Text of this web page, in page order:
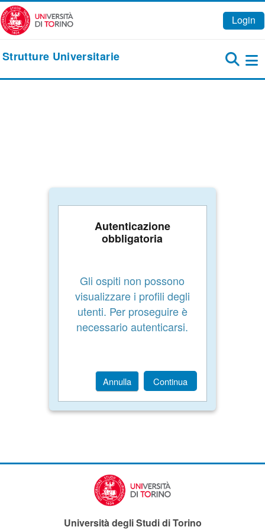
Vai al contenuto principale
Login
Strutture Universitarie
Autenticazione
obbligatoria
Gli ospiti non possono
visualizzare i profili degli
utenti. Per proseguire è
necessario autenticarsi.
Annulla Continua
Università degli Studi di Torino